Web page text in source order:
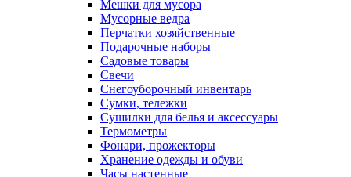
Мешки для мусора
Мусорные ведра
Перчатки хозяйственные
Подарочные наборы
Садовые товары
Свечи
Снегоуборочный инвентарь
Сумки, тележки
Сушилки для белья и аксессуары
Термометры
Фонари, прожекторы
Хранение одежды и обуви
Часы настенные